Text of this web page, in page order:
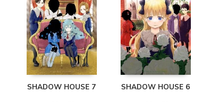
SHADOW HOUSE 7 SHADOW HOUSE 6